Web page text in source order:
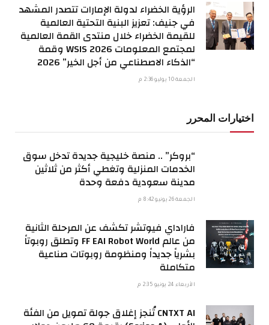
الرؤية الخضراء لدولة الإمارات تتصدر المشهد
في جنيف: تعزيز البنية التحتية العالمية
للقيمة الخضراء خلال منتدى القمة العالمية
لمجتمع المعلومات WSIS 2026 وقمة
“الذكاء الاصطناعي من أجل الخير” 2026
الجمعة 10 يوليو 2:36 م
اختيارات المحرر
“بروكر” .. منصة خليجية جديدة تدخل سوق
الخدمات المنزلية وتغطي أكثر من ثلاثين
مدينة سعودية دفعة وحدة
الجمعة 26 يونيو 8:42 م
فاراداي فيوتشر تكشف عن المرحلة الثانية
من عالم FF EAI Robot World وتطلق روبوتاً
بشرياً جديداً ومنظومة روبوتات صناعية
متكاملة
الأربعاء 24 يونيو 2:35 م
CNTXT AI تُنجز إغلاق جولة تمويل من الفئة